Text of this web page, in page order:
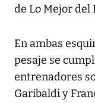
de Lo Mejor del
En ambas
pesaje se
entrenadores
Garibaldi y